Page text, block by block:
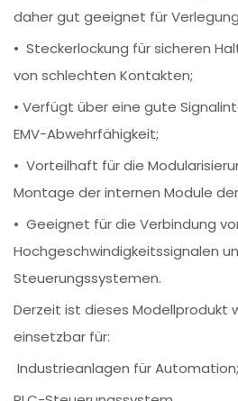
daher gut geeignet für
• Steckerlockung für sicheren
von schlechten Kontakten;
• Verfügt über eine gute
EMV-Abwehrfähigkeit;
• Vorteilhaft für die
Montage der internen Module
• Geeignet für die Verbindung
Hochgeschwindigkeitssignalen
Steuerungssystemen.
Derzeit ist dieses Modellprodukt
einsetzbar für:
Industrieanlagen für Automation;